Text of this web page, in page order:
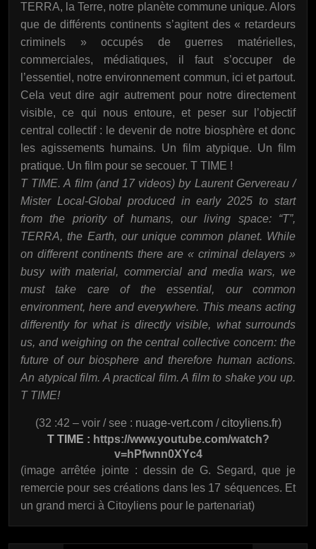
TERRA, la Terre, notre planète commune unique. Alors
que de différents continents s’agitent des « retardeurs
criminels » occupés de guerres matérielles,
commerciales, médiatiques, il faut s’occuper de
l’essentiel, notre environnement commun, ici et partout.
Cela veut dire agir autrement pour notre directement
visible, ce qui nous entoure, et peser sur l’objectif
central collectif : le devenir de notre biosphère et donc
les agissements humains. Un film atypique. Un film
pratique. Un film pour se secouer. T TIME !
T TIME. A film (and 17 videos) by Laurent Gervereau /
Mister Local-Global produced in early 2025 to start
from the priority of humans, our living space: “T”,
TERRA, the Earth, our unique common planet. While
on different continents there are « criminal delayers »
busy with material, commercial and media wars, we
must take care of the essential, our common
environment, here and everywhere. This means acting
differently for what is directly visible, what surrounds
us, and weighing on the central collective concern: the
future of our biosphere and therefore human actions.
An atypical film. A practical film. A film to shake you up.
T TIME!
(32 :42 – voir / see : nuage-vert.com/citoyliens.fr)
T TIME : https://www.youtube.com/watch?
v=hPfwnn0XYc4
(image arrêtée jointe : dessin de G. Segard, que je
remercie pour ses créations dans les 17 séquences. Et
un grand merci à Citoyliens pour le partenariat)